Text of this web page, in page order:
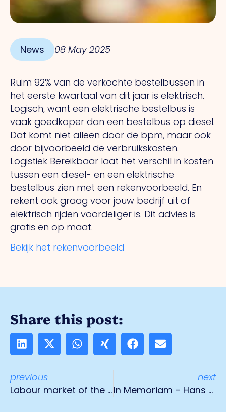
News 08 May 2025
Ruim 92% van de verkochte bestelbussen in
het eerste kwartaal van dit jaar is elektrisch.
Logisch, want een elektrische bestelbus is
vaak goedkoper dan een bestelbus op diesel.
Dat komt niet alleen door de bpm, maar ook
door bijvoorbeeld de verbruikskosten.
Logistiek Bereikbaar laat het verschil in kosten
tussen een diesel- en een elektrische
bestelbus zien met een rekenvoorbeeld. En
rekent ook graag voor jouw bedrijf uit of
elektrisch rijden voordeliger is. Dit advies is
gratis en op maat.
Bekijk het rekenvoorbeeld
Share this post:
previous
Labour market of the future
next
In Memoriam – Hans Schreurs (1958 – 2025)